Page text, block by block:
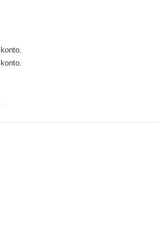
konto.
konto.